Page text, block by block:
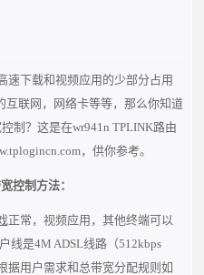
速下载和视频应用的少部分占用
互联网，网络卡等等，那么你知道
制？这是在wr941n TPLINK路由
，供你参考。
控制方法：
正常，视频应用，其他终端可以
线是4M ADSL线路（512kbps
据用户需求和总带宽分配规则如